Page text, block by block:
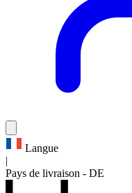
Langue
|
Pays de livraison - DE